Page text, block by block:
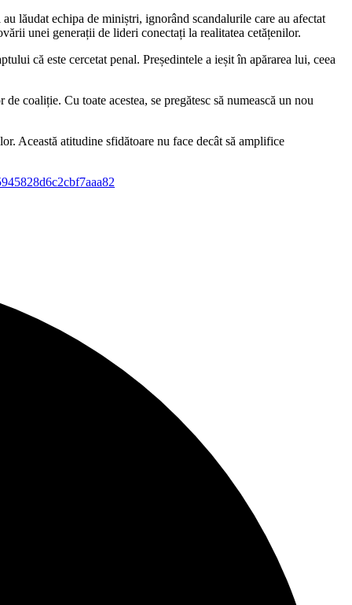
lăudat echipa de miniștri, ignorând scandalurile care au afectat
unei generații de lideri conectați la realitatea cetățenilor.
că este cercetat penal. Președintele a ieșit în apărarea lui, ceea
coaliție. Cu toate acestea, se pregătesc să numească un nou
Această atitudine sfidătoare nu face decât să amplifice